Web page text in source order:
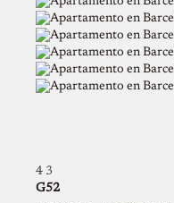
4 3
G52